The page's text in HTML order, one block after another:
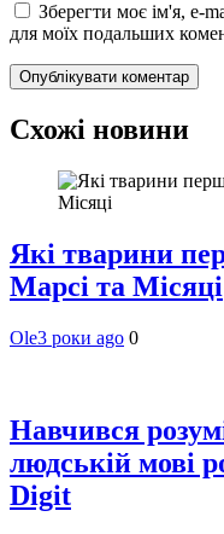
Зберегти моє ім'я, e-
для моїх подальших
Схожі новини
Які тварини
Марсі та Місяці
Ole3 роки ago 0
Навчився
людській мові
Digit